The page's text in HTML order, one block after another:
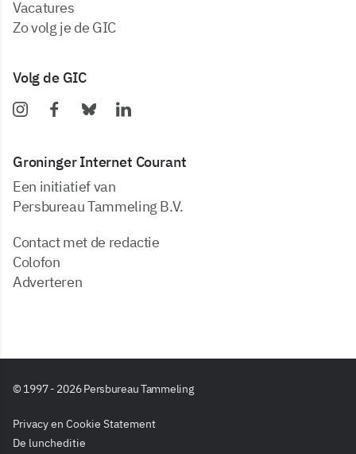
vacatures
zo volg je de GIC
Volg de GIC
Groninger Internet Courant
Een initiatief van
Persbureau Tammeling B.V.
Contact met de redactie
Colofon
Adverteren
© 1997 - 2026 Persbureau Tammeling
Privacy en Cookie Statement
De luncheditie